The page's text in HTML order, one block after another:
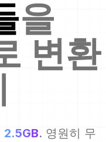
을
변환
2.5GB. 영원히 무